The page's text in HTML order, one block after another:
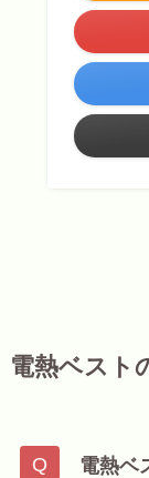
電熱ベスト
電熱ベ